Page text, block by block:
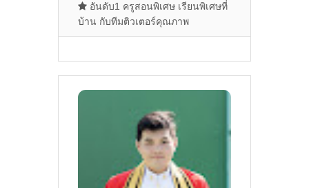
อันดับ1 ครูสอนพิเศษ เรียนพิเศษที่
บ้าน กับทีมติวเตอร์คุณภาพ